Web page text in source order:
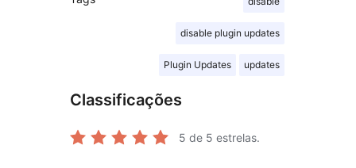
disable plugin updates
Plugin Updates updates
Classificações
5 de 5 estrelas.